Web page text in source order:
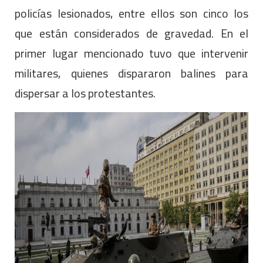
policías lesionados, entre ellos son cinco los
que están considerados de gravedad. En el
primer lugar mencionado tuvo que intervenir
militares, quienes dispararon balines para
dispersar a los protestantes.